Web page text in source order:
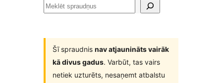
Meklēt
Šī spraudnis nav atjaunināts vairāk
kā divus gadus. Varbūt, tas vairs
netiek uzturēts, nesaņemt atbalstu